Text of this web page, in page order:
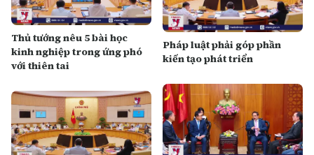
Thủ tướng nêu 5 bài học
kinh nghiệp trong ứng phó
với thiên tai
Pháp luật phải góp phần
kiến tạo phát triển